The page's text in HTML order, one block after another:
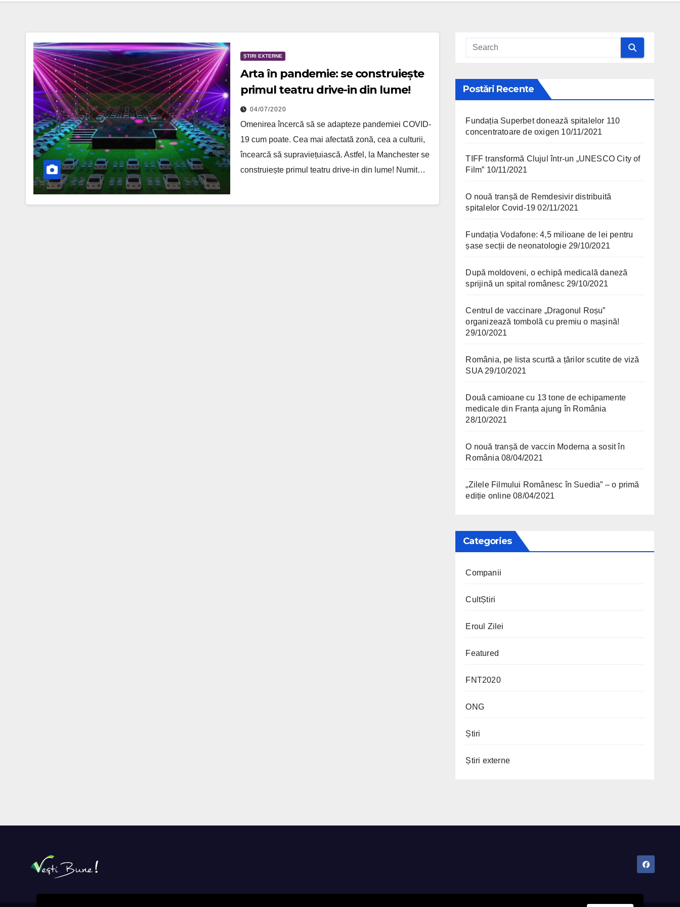
ȘTIRI EXTERNE
Arta în pandemie: se construiește
primul teatru drive-in din lume!
04/07/2020
Omenirea încercă să se adapteze pandemiei COVID-
19 cum poate. Cea mai afectată zonă, cea a culturii,
încearcă să supraviețuiască. Astfel, la Manchester se
construiește primul teatru drive-in din lume! Numit…
Postări Recente
Fundația Superbet donează spitalelor 110
concentratoare de oxigen 10/11/2021
TIFF transformă Clujul într-un „UNESCO City of
Film” 10/11/2021
O nouă tranșă de Remdesivir distribuită
spitalelor Covid-19 02/11/2021
Fundația Vodafone: 4,5 milioane de lei pentru
șase secții de neonatologie 29/10/2021
După moldoveni, o echipă medicală daneză
sprijină un spital românesc 29/10/2021
Centrul de vaccinare „Dragonul Roșu”
organizează tombolă cu premiu o mașină!
29/10/2021
România, pe lista scurtă a țărilor scutite de viză
SUA 29/10/2021
Două camioane cu 13 tone de echipamente
medicale din Franța ajung în România
28/10/2021
O nouă tranșă de vaccin Moderna a sosit în
România 08/04/2021
„Zilele Filmului Românesc în Suedia” – o primă
ediție online 08/04/2021
Categories
Companii
CultȘtiri
Eroul Zilei
Featured
FNT2020
ONG
Știri
Știri externe